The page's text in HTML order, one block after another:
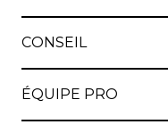
CONSEIL
ÉQUIPE PRO